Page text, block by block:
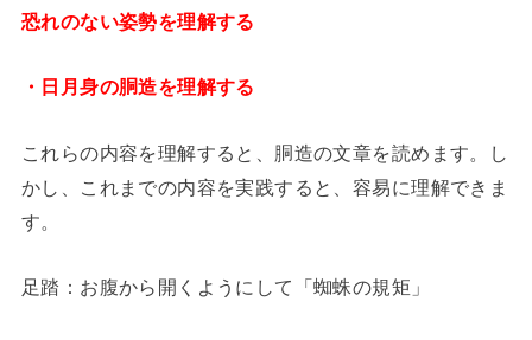
恐れのない姿勢を理解する
・日月身の胴造を理解する
これらの内容を理解すると、胴造の文章を読めます。し
かし、これまでの内容を実践すると、容易に理解できま
す。
足踏：お腹から開くようにして「蜘蛛の規矩」